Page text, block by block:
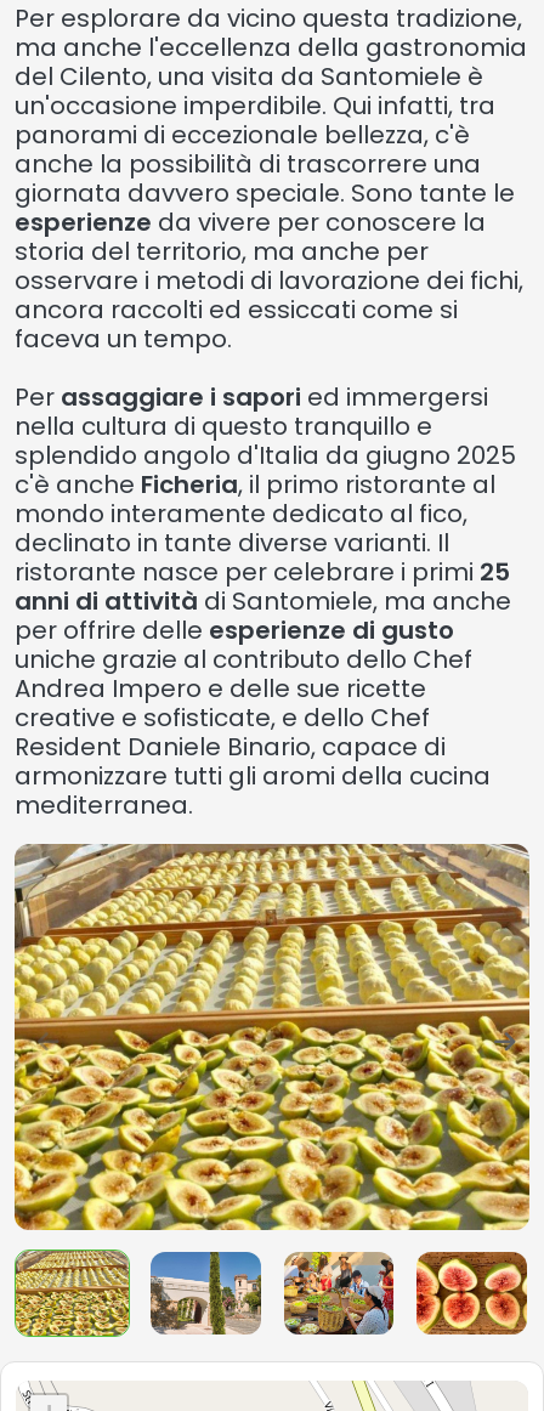
Per esplorare da vicino questa tradizione,
ma anche l'eccellenza della gastronomia
del Cilento, una visita da Santomiele è
un'occasione imperdibile. Qui infatti, tra
panorami di eccezionale bellezza, c'è
anche la possibilità di trascorrere una
giornata davvero speciale. Sono tante le
esperienze da vivere per conoscere la
storia del territorio, ma anche per
osservare i metodi di lavorazione dei fichi,
ancora raccolti ed essiccati come si
faceva un tempo.
Per assaggiare i sapori ed immergersi
nella cultura di questo tranquillo e
splendido angolo d'Italia da giugno 2025
c'è anche Ficheria, il primo ristorante al
mondo interamente dedicato al fico,
declinato in tante diverse varianti. Il
ristorante nasce per celebrare i primi 25
anni di attività di Santomiele, ma anche
per offrire delle esperienze di gusto
uniche grazie al contributo dello Chef
Andrea Impero e delle sue ricette
creative e sofisticate, e dello Chef
Resident Daniele Binario, capace di
armonizzare tutti gli aromi della cucina
mediterranea.